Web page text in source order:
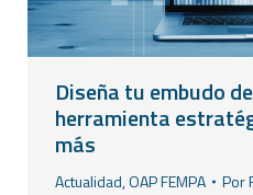
Diseña tu embudo
herramienta
más
Actualidad,OAP FEMPA Por